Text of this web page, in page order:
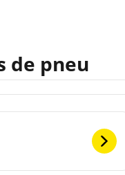
de pneu